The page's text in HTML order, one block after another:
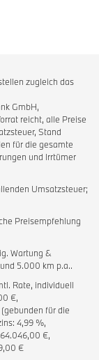
zugleich das
GmbH,
reicht, alle Preise
Stand
für die gesamte
und Irrtümer
Umsatzsteuer;
Preisempfehlung
Wartung &
5.000 km p.a..
Rate, individuell
€,
für die
4,99 %,
€,
€